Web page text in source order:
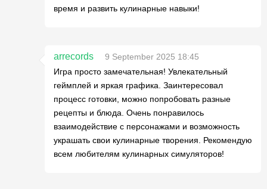
время и развить кулинарные навыки!
arrecords
9 September 2025 18:45
Игра просто замечательная! Увлекательный
геймплей и яркая графика. Заинтересовал
процесс готовки, можно попробовать разные
рецепты и блюда. Очень понравилось
взаимодействие с персонажами и возможность
украшать свои кулинарные творения. Рекомендую
всем любителям кулинарных симуляторов!